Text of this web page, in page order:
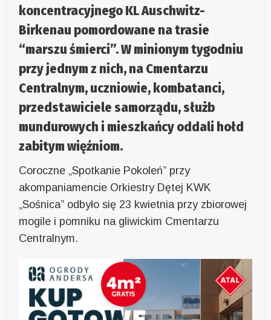
koncentracyjnego KL Auschwitz-
Birkenau pomordowane na trasie
“marszu śmierci”. W minionym tygodniu
przy jednym z nich, na Cmentarzu
Centralnym, uczniowie, kombatanci,
przedstawiciele samorządu, służb
mundurowych i mieszkańcy oddali hołd
zabitym więźniom.
Coroczne „Spotkanie Pokoleń” przy
akompaniamencie Orkiestry Dętej KWK
„Sośnica” odbyło się 23 kwietnia przy zbiorowej
mogile i pomniku na gliwickim Cmentarzu
Centralnym.